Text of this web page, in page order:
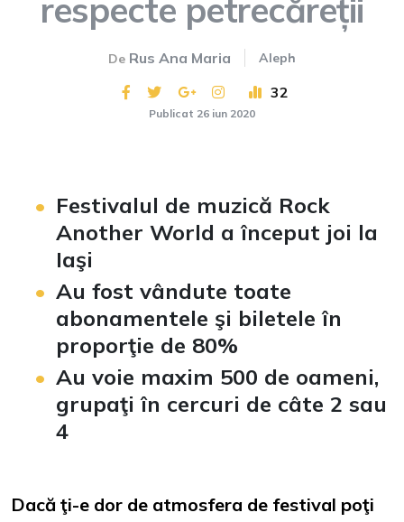
respecte petrecăreții
De Rus Ana Maria Aleph
32
Publicat 26 iun 2020
Festivalul de muzică Rock
Another World a început joi la
Iaşi
Au fost vândute toate
abonamentele şi biletele în
proporţie de 80%
Au voie maxim 500 de oameni,
grupaţi în cercuri de câte 2 sau
4
Dacă ţi-e dor de atmosfera de festival poţi